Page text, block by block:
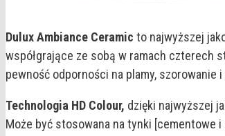
Dulux Ambiance Ceramic to najwyższej
współgrające ze sobą w ramach czterech
pewność odporności na plamy,
Technologia HD Colour, dzięki najwyższej
Może być stosowana na tynki [cementowe